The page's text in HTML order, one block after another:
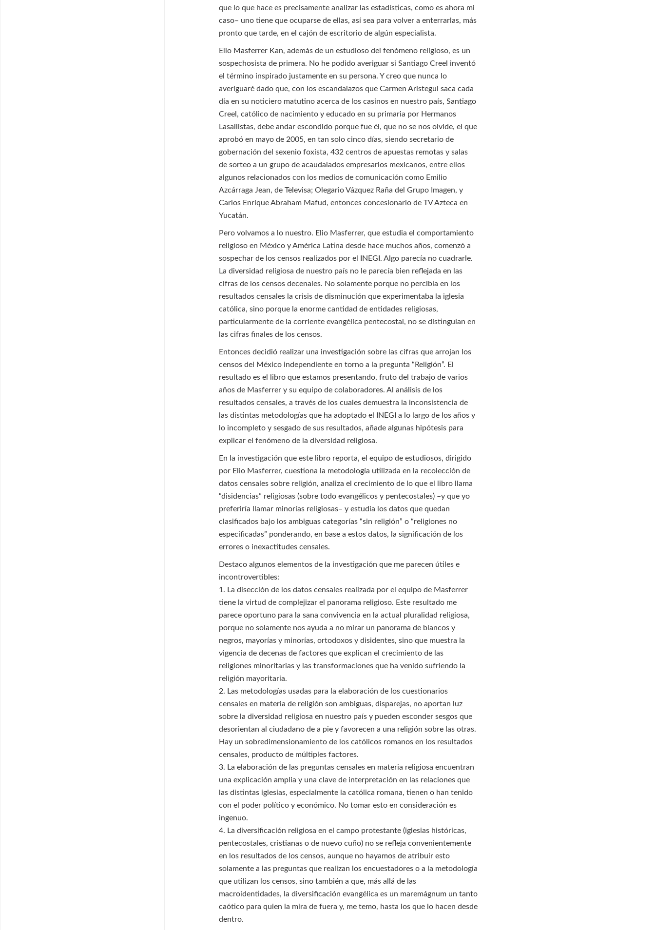
que lo que hace es precisamente analizar las estadísticas, como es ahora mi
caso– uno tiene que ocuparse de ellas, así sea para volver a enterrarlas, más
pronto que tarde, en el cajón de escritorio de algún especialista.
Elio Masferrer Kan, además de un estudioso del fenómeno religioso, es un
sospechosista de primera. No he podido averiguar si Santiago Creel inventó
el término inspirado justamente en su persona. Y creo que nunca lo
averiguaré dado que, con los escandalazos que Carmen Aristegui saca cada
día en su noticiero matutino acerca de los casinos en nuestro país, Santiago
Creel, católico de nacimiento y educado en su primaria por Hermanos
Lasallistas, debe andar escondido porque fue él, que no se nos olvide, el que
aprobó en mayo de 2005, en tan solo cinco días, siendo secretario de
gobernación del sexenio foxista, 432 centros de apuestas remotas y salas
de sorteo a un grupo de acaudalados empresarios mexicanos, entre ellos
algunos relacionados con los medios de comunicación como Emilio
Azcárraga Jean, de Televisa; Olegario Vázquez Raña del Grupo Imagen, y
Carlos Enrique Abraham Mafud, entonces concesionario de TV Azteca en
Yucatán.
Pero volvamos a lo nuestro. Elio Masferrer, que estudia el comportamiento
religioso en México y América Latina desde hace muchos años, comenzó a
sospechar de los censos realizados por el INEGI. Algo parecía no cuadrarle.
La diversidad religiosa de nuestro país no le parecía bien reflejada en las
cifras de los censos decenales. No solamente porque no percibía en los
resultados censales la crisis de disminución que experimentaba la iglesia
católica, sino porque la enorme cantidad de entidades religiosas,
particularmente de la corriente evangélica pentecostal, no se distinguían en
las cifras finales de los censos.
Entonces decidió realizar una investigación sobre las cifras que arrojan los
censos del México independiente en torno a la pregunta “Religión”. El
resultado es el libro que estamos presentando, fruto del trabajo de varios
años de Masferrer y su equipo de colaboradores. Al análisis de los
resultados censales, a través de los cuales demuestra la inconsistencia de
las distintas metodologías que ha adoptado el INEGI a lo largo de los años y
lo incompleto y sesgado de sus resultados, añade algunas hipótesis para
explicar el fenómeno de la diversidad religiosa.
En la investigación que este libro reporta, el equipo de estudiosos, dirigido
por Elio Masferrer, cuestiona la metodología utilizada en la recolección de
datos censales sobre religión, analiza el crecimiento de lo que el libro llama
“disidencias” religiosas (sobre todo evangélicos y pentecostales) –y que yo
preferiría llamar minorías religiosas– y estudia los datos que quedan
clasificados bajo los ambiguas categorías “sin religión” o “religiones no
especificadas” ponderando, en base a estos datos, la significación de los
errores o inexactitudes censales.
Destaco algunos elementos de la investigación que me parecen útiles e
incontrovertibles:
1. La disección de los datos censales realizada por el equipo de Masferrer
tiene la virtud de complejizar el panorama religioso. Este resultado me
parece oportuno para la sana convivencia en la actual pluralidad religiosa,
porque no solamente nos ayuda a no mirar un panorama de blancos y
negros, mayorías y minorías, ortodoxos y disidentes, sino que muestra la
vigencia de decenas de factores que explican el crecimiento de las
religiones minoritarias y las transformaciones que ha venido sufriendo la
religión mayoritaria.
2. Las metodologías usadas para la elaboración de los cuestionarios
censales en materia de religión son ambiguas, disparejas, no aportan luz
sobre la diversidad religiosa en nuestro país y pueden esconder sesgos que
desorientan al ciudadano de a pie y favorecen a una religión sobre las otras.
Hay un sobredimensionamiento de los católicos romanos en los resultados
censales, producto de múltiples factores.
3. La elaboración de las preguntas censales en materia religiosa encuentran
una explicación amplia y una clave de interpretación en las relaciones que
las distintas iglesias, especialmente la católica romana, tienen o han tenido
con el poder político y económico. No tomar esto en consideración es
ingenuo.
4. La diversificación religiosa en el campo protestante (iglesias históricas,
pentecostales, cristianas o de nuevo cuño) no se refleja convenientemente
en los resultados de los censos, aunque no hayamos de atribuir esto
solamente a las preguntas que realizan los encuestadores o a la metodología
que utilizan los censos, sino también a que, más allá de las
macroidentidades, la diversificación evangélica es un maremágnum un tanto
caótico para quien la mira de fuera y, me temo, hasta los que lo hacen desde
dentro.